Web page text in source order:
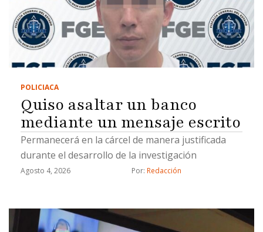
POLICIACA
Quiso asaltar un banco
mediante un mensaje escrito
Permanecerá en la cárcel de manera justificada
durante el desarrollo de la investigación
Agosto 4, 2026 Por: Redacción